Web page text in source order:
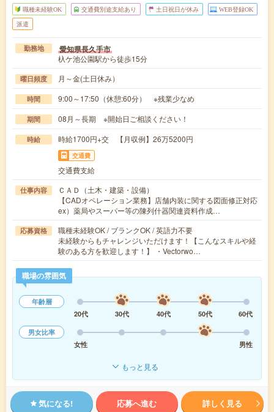
職種未経験OK 交通費別途支給あり 土日祝日が休み WEB登録OK
派遣
勤務地 愛知県長久手市
杁ケ池公園駅から徒歩15分
曜日頻度 月～金(土日休み）
時間 9:00～17:50（休憩:60分） ※残業少なめ
期間 08月～長期 ※開始日ご相談ください！
時給 時給1700円+交 【月収例】26万5200円
交通費
交通費支給
仕事内容
ＣＡＤ（土木・建築・設備）
【CADオペレーション業務】店舗内装に関する図面修正対応
ex）薬局やスーパー等の陳列什器関連資料作成…
応募資格
職種未経験OK / ブランクOK / 英語力不要
未経験からもチャレンジいただけます！【こんなスキルや経
験のある方を歓迎します！】 ・Vectorwo…
職場の雰囲気
年齢層
20代
30代 40代 50代
60代
男女比率
女性
男性
もっと見る
気になる! 応募へ進む 詳しく見る